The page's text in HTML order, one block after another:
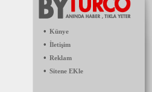
• Künye
• İletişim
• Reklam
• Sitene EKle